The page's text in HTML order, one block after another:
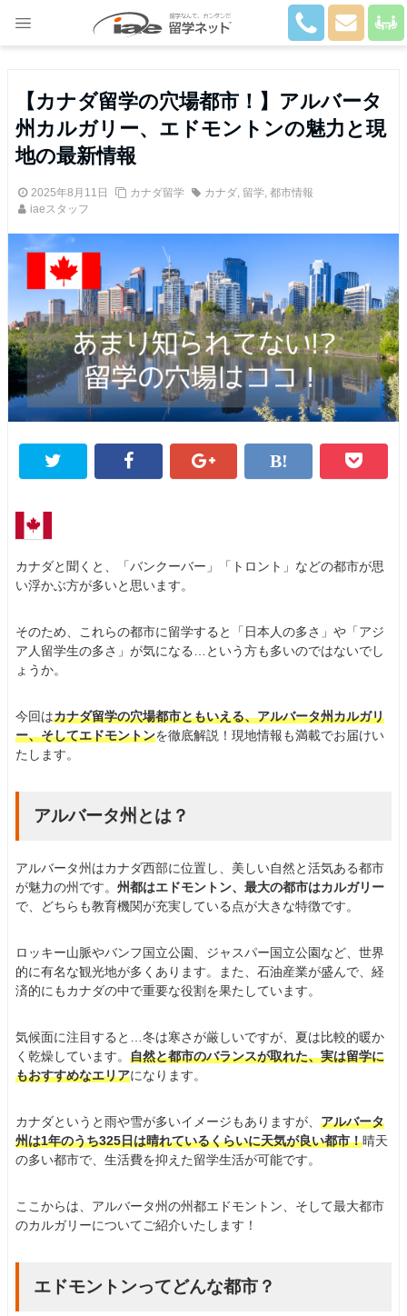
【カナダ留学の穴場都市！】アルバータ
州カルガリー、エドモントンの魅力と現
地の最新情報
2025年8月11日 カナダ留学 カナダ, 留学, 都市情報
iaeスタッフ
カナダと聞くと、「バンクーバー」「トロント」などの都市が思
い浮かぶ方が多いと思います。
そのため、これらの都市に留学すると「日本人の多さ」や「アジ
ア人留学生の多さ」が気になる…という方も多いのではないでし
ょうか。
今回はカナダ留学の穴場都市ともいえる、アルバータ州カルガリ
ー、そしてエドモントンを徹底解説！現地情報も満載でお届けい
たします。
アルバータ州とは？
アルバータ州はカナダ西部に位置し、美しい自然と活気ある都市
が魅力の州です。 州都はエドモントン、最大の都市はカルガリー
で、どちらも教育機関が充実している点が大きな特徴です。
ロッキー山脈やバンフ国立公園、ジャスパー国立公園など、世界
的に有名な観光地が多くあります。また、石油産業が盛んで、経
済的にもカナダの中で重要な役割を果たしています。
気候面に注目すると…冬は寒さが厳しいですが、夏は比較的暖か
く乾燥しています。 自然と都市のバランスが取れた、実は留学に
もおすすめなエリアになります。
カナダというと雨や雪が多いイメージもありますが、 アルバータ
州は1年のうち325日は晴れているくらいに天気が良い都市！晴天
の多い都市で、生活費を抑えた留学生活が可能です。
ここからは、アルバータ州の州都エドモントン、そして最大都市
のカルガリーについてご紹介いたします！
エドモントンってどんな都市？